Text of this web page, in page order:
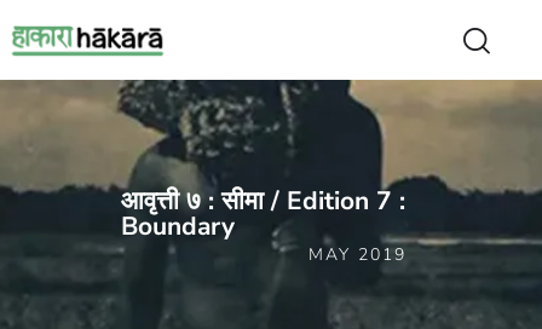
आवृत्ती ७ : सीमा / Edition 7 :
Boundary
MAY 2019